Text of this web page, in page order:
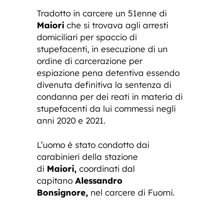
Tradotto in carcere un 51enne di
Maiori che si trovava agli arresti
domiciliari per spaccio di
stupefacenti, in esecuzione di un
ordine di carcerazione per
espiazione pena detentiva essendo
divenuta definitiva la sentenza di
condanna per dei reati in materia di
stupefacenti da lui commessi negli
anni 2020 e 2021.
L’uomo è stato condotto dai
carabinieri della stazione
di Maiori, coordinati dal
capitano Alessandro
Bonsignore, nel carcere di Fuorni.